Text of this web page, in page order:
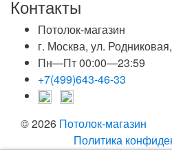
Контакты
Потолок-магазин
г. Москва, ул.
Пн—Пт 00:00—23:59
+7(499)643-46-33
© 2026 Потолок-магазин
Политика